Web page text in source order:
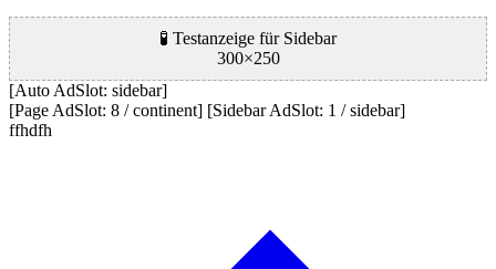
🧪 Testanzeige für Sidebar
300×250
[Auto AdSlot: sidebar]
[Page AdSlot: 8 / continent] [Sidebar AdSlot: 1 / sidebar]
ffhdfh